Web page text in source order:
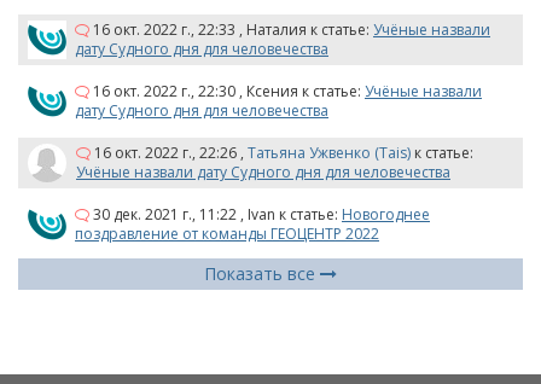
16 окт. 2022 г., 22:33 , Наталия к статье: Учёные назвали
дату Судного дня для человечества
16 окт. 2022 г., 22:30, Ксения к статье: Учёные назвали
дату Судного дня для человечества
16 окт. 2022 г., 22:26, Татьяна Ужвенко (Tais) к статье:
Учёные назвали дату Судного дня для человечества
30 дек. 2021 г., 11:22, Ivan к статье: Новогоднее
поздравление от команды ГЕОЦЕНТР 2022
Показать все